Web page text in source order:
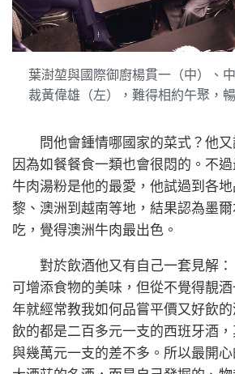
葉澍堃與國際御廚楊貫一（中）、
裁黃偉雄（左），難得相約午聚，
問他會鍾情哪國家的菜式？他又
因為如餐餐食一類也會很悶的。不
牛肉湯粉是他的最愛，他試過到各
黎、澳洲到越南等地，結果認為墨
吃，覺得澳洲牛肉最出色。
對於飲酒他又有自己一套見解：
可增添食物的美味，但從不覺得靚
年就經常教我如何品嘗平價又好飲
飲的都是二百多元一支的西班牙酒
與幾萬元一支的差不多。所以最開